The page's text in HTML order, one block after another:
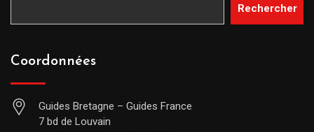
Rechercher
Coordonnées
Guides Bretagne – Guides France
7 bd de Louvain